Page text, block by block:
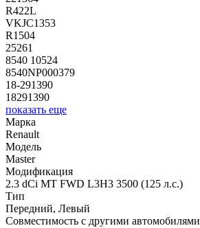
R422L
VKJC1353
R1504
25261
8540 10524
8540NP000379
18-291390
18291390
показать еще
Марка
Renault
Модель
Master
Модификация
2.3 dCi MT FWD L3H3 3500 (125 л.с.)
Тип
Передний, Левый
Совместимость с другими автомобилями